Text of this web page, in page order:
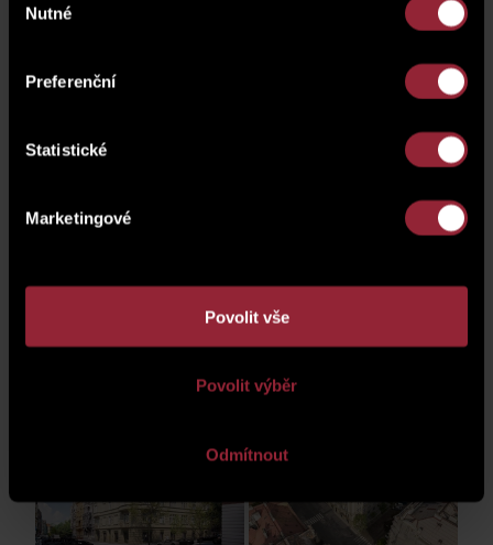
souhlasu
Nutné
Preferenční
Statistické
Marketingové
Povolit vše
Povolit výběr
Odmítnout